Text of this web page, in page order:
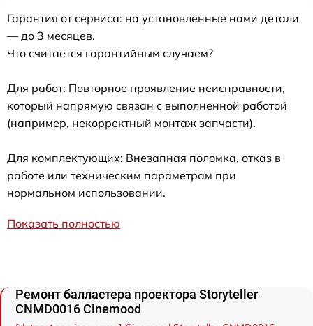
Гарантия от сервиса: на установленные нами детали
— до 3 месяцев.
Что считается гарантийным случаем?
Для работ: Повторное проявление неисправности,
который напрямую связан с выполненной работой
(например, некорректный монтаж запчасти).
Для комплектующих: Внезапная поломка, отказ в
работе или техническим параметрам при
нормальном использовании.
Показать полностью
Ремонт балластера проектора Storyteller
CNMD0016 Cinemood